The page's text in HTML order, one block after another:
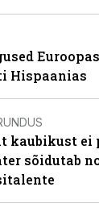
Hispaanias
kaubikust ei
sõidutab